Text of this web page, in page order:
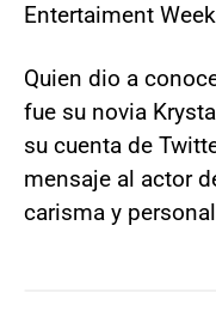
Entertaiment
Quien dio a
fue su novia
su cuenta de
mensaje al actor
carisma y